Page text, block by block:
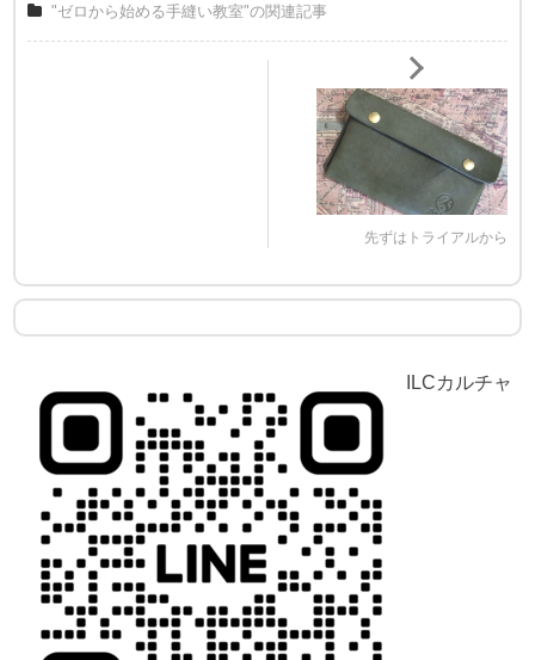
"ゼロから始める手縫い教室"の関連記事
先ずはトライアルから
ILCカルチャ